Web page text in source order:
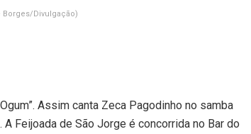
Borges/Divulgação)
Assim canta Zeca Pagodinho no samba
Feijoada de São Jorge é concorrida no Bar do